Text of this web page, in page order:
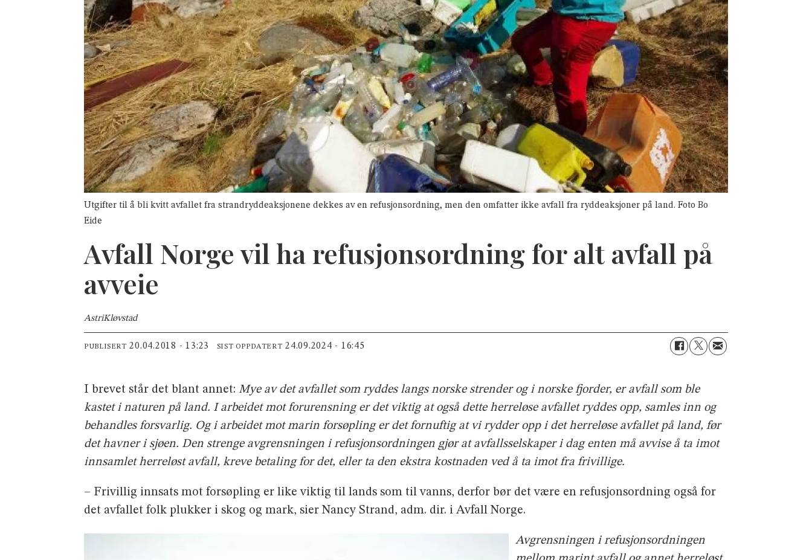
Utgifter til å bli kvitt avfallet fra strandryddeaksjonene dekkes av en refusjonsordning, men den omfatter ikke avfall fra ryddeaksjoner på land. Foto Bo
Eide
Avfall Norge vil ha refusjonsordning for alt avfall på
avveie
AstriKløvstad
PUBLISERT 20.04.2018 - 13:23 SIST OPPDATERT 24.09.2024 - 16:45
I brevet står det blant annet:Mye av det avfallet som ryddes langs norske strender og i norske fjorder, er avfall som ble
kastet i naturen på land. I arbeidet mot forurensning er det viktig at også dette herreløse avfallet ryddes opp, samles inn og
behandles forsvarlig. Og i arbeidet mot marin forsøpling er det fornuftig at vi rydder opp i det herreløse avfallet på land, før
det havner i sjøen. Den strenge avgrensningen i refusjonsordningen gjør at avfallsselskaper i dag enten må avvise å ta imot
innsamlet herreløst avfall, kreve betalingfor det, eller ta den ekstra kostnaden ved å ta imot fra frivillige.
– Frivillig innsats mot forsøpling er like viktig til lands som til vanns, derfor bør det være en refusjonsordning også for
det avfallet folk plukker i skog og mark, sier Nancy Strand, adm. dir. i Avfall Norge.
Avgrensningen i refusjonsordningen